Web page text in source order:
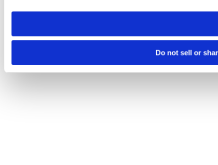
need to be set again.
Do not sell or